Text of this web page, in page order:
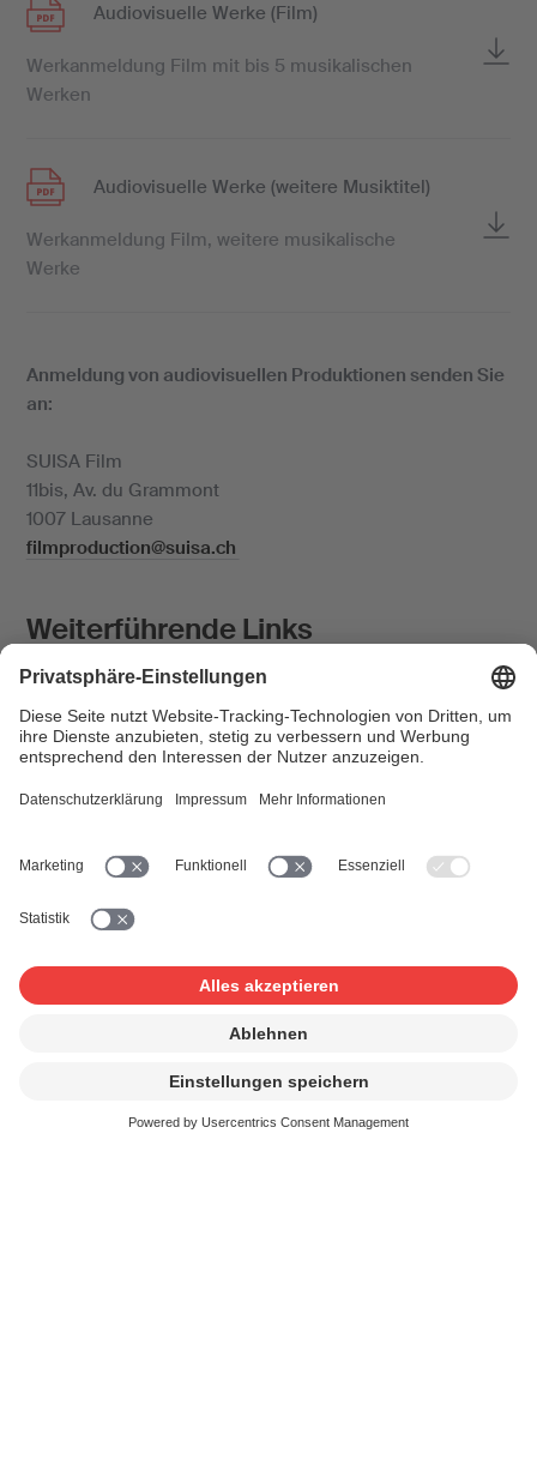
Audiovisuelle Werke (Film)
Werkanmeldung Film mit bis 5 musikalischen
Werken
Audiovisuelle Werke (weitere Musiktitel)
Werkanmeldung Film, weitere musikalische
Werke
Anmeldung von audiovisuellen Produktionen senden Sie
an:
SUISA Film
11bis, Av. du Grammont
1007 Lausanne
filmproduction@suisa.ch
Weiterführende Links
Inquiry List - Unvollständig dokumentierte
Werke
Creative Commons